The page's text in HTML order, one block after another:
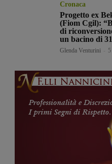
Cronaca
Progetto ex
(Fiom Cgil):
di
un bacino di
Glenda Venturini